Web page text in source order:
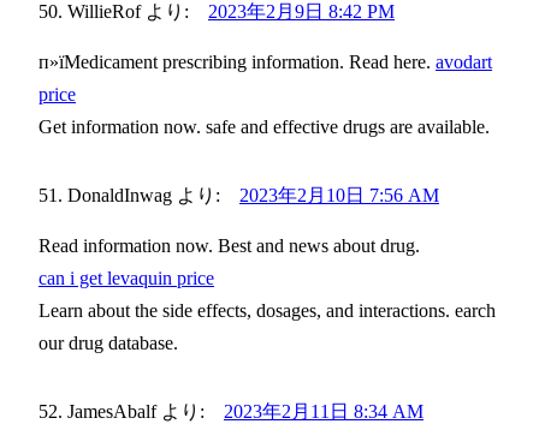
WillieRof より: 2023年2月9日 8:42 PM
п»їMedicament prescribing information. Read here. avodart
price
Get information now. safe and effective drugs are available.
DonaldInwag より: 2023年2月10日 7:56 AM
Read information now. Best and news about drug.
can i get levaquin price
Learn about the side effects, dosages, and interactions. earch
our drug database.
JamesAbalf より: 2023年2月11日 8:34 AM